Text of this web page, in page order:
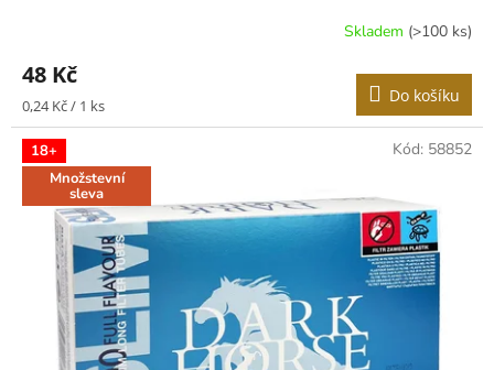
Skladem (>100 ks)
48 Kč
Měrná
cena:
0,24 Kč / 1 ks Do košíku
18+
Množstevní
sleva
Kód: 58852